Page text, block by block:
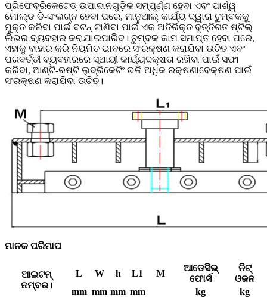
ପ୍ରିଫେବ୍ରିକେଟେଡ୍ ଉପାଦାନଗୁଡ଼ିକ ସମ୍ପୂର୍ଣ୍ଣ ହେବା ଏବଂ ପାର୍ଶ୍ୱ
ମୋଲ୍ଡ ଡି-ସଂଲଗ୍ନ ହେବା ପରେ, ମାନୁଆଲ୍ କାର୍ଯ୍ୟ ଦ୍ୱାରା ଚୁମ୍ବକକୁ
ମୁକ୍ତ କରିବା ପାଇଁ ବଟନ୍ ଟାଣିବା ପାଇଁ ଏକ ଅତିରିକ୍ତ ବୃତ୍ତିଗତ ଷ୍ଟିଲ୍
ଲିଭର ବ୍ୟବହାର କରାଯାଇପାରିବ। ଚୁମ୍ବକ କାମ ସମାପ୍ତ ହେବା ପରେ,
ଏହାକୁ ବାହାର କରି ନିୟମିତ ଭାବରେ ସଂରକ୍ଷଣ କରାଯିବା ଉଚିତ ଏବଂ
ପରବର୍ତ୍ତୀ ବ୍ୟବହାରରେ ସ୍ଥାୟୀ କାର୍ଯ୍ୟଦକ୍ଷତା ରଖିବା ପାଇଁ ସଫା
କରିବା, ଆଣ୍ଟି-ରଷ୍ଟି ଲୁବ୍ରିକେଟିଂ ଭଳି ଅଧିକ ରକ୍ଷଣାବେକ୍ଷଣ ପାଇଁ
ସଂରକ୍ଷଣ କରାଯିବା ଉଚିତ।
ମାନକ ପରିମାପ
ଆଇଟମ୍
ନମ୍ବର।
L W h L1 M
ଆଡେସିଭ୍
ଫୋର୍ସ
ନିଟ୍
ଓଜନ
mm mm mm mm kg
kg